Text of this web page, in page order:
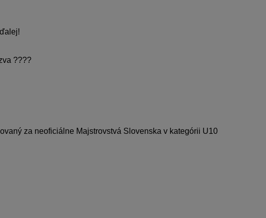
????
za neoficiálne Majstrovstvá Slovenska v kategórii U10